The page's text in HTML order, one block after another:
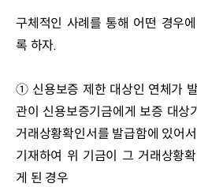
구체적인 사례를 통해 어떤 경우
록 하자.
① 신용보증 제한 대상인 연체가
관이 신용보증기금에게 보증 대상
거래상황확인서를 발급함에 있어
기재하여 위 기금이 그 거래상황
게 된 경우